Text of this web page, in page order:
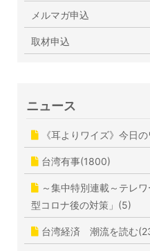
メルマガ申込
取材申込
ニュース
《耳よりワイズ》今日
台湾有事(1800)
～集中特別連載～テレ
型コロナ後の対策」(5)
台湾経済 潮流を読む